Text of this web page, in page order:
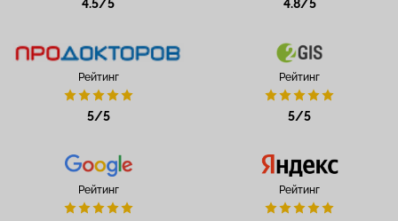
4.5/5 4.8/5
Рейтинг
5/5
Рейтинг
5/5
Рейтинг Рейтинг